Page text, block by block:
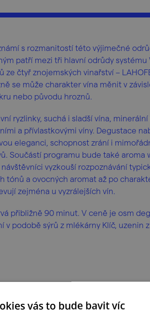
s rozmanitostí této výjimečné
patří mezi tři hlavní odrůdy systému
čtyř znojemských vinařství –
se může charakter vína měnit v
nebo původu hroznů.
ryzlinky, suchá i sladší vína,
a přívlastkovými víny. Degustace
eleganci, schopnost zrání i
Součástí programu bude také aroma
návštěvníci vyzkouší rozpoznávání
tónů a ovocných aromat až po
zejména u vyzrálejších vín.
přibližně 90 minut. V ceně je osm
v podobě sýrů z mlékárny Klíč, uzenin
vás to bude bavit víc